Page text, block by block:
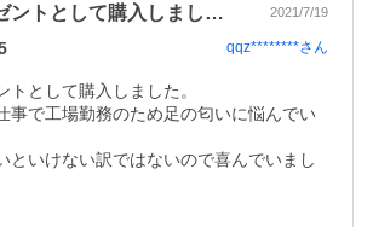
友達へのプレゼントとして購入しました。… 2021/7/19
qqz********さん
トとして購入しました。
事で工場勤務のため足の匂いに悩んでい
といけない訳ではないので喜んでいまし